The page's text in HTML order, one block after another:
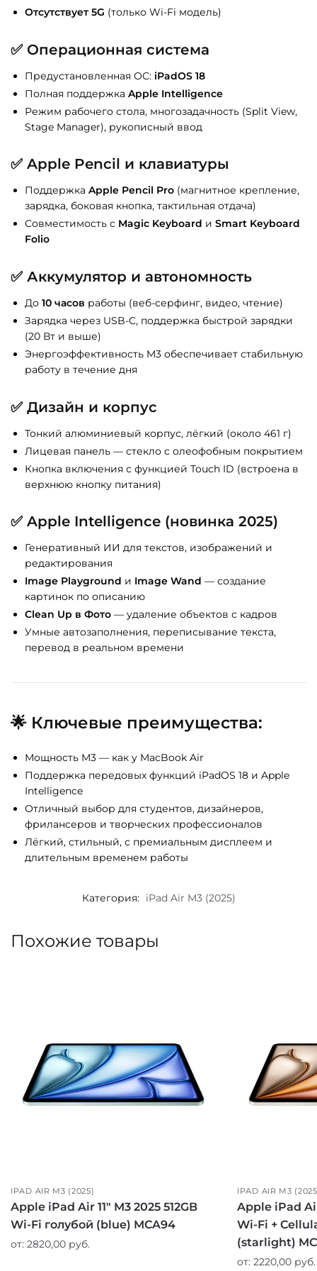
Отсутствует 5G (только Wi-Fi модель)
✅ Операционная система
Предустановленная ОС: iPadOS 18
Полная поддержка Apple Intelligence
Режим рабочего стола, многозадачность (Split View,
Stage Manager), рукописный ввод
✅ Apple Pencil и клавиатуры
Поддержка Apple Pencil Pro (магнитное крепление,
зарядка, боковая кнопка, тактильная отдача)
Совместимость с Magic Keyboard и Smart Keyboard
Folio
✅ Аккумулятор и автономность
До 10 часов работы (веб-серфинг, видео, чтение)
Зарядка через USB-C, поддержка быстрой зарядки
(20 Вт и выше)
Энергоэффективность M3 обеспечивает стабильную
работу в течение дня
✅ Дизайн и корпус
Тонкий алюминиевый корпус, лёгкий (около 461 г)
Лицевая панель — стекло с олеофобным покрытием
Кнопка включения с функцией Touch ID (встроена в
верхнюю кнопку питания)
✅ Apple Intelligence (новинка 2025)
Генеративный ИИ для текстов, изображений и
редактирования
Image Playground и Image Wand — создание
картинок по описанию
Clean Up в Фото — удаление объектов с кадров
Умные автозаполнения, переписывание текста,
перевод в реальном времени
🌟 Ключевые преимущества:
Мощность M3 — как у MacBook Air
Поддержка передовых функций iPadOS 18 и Apple
Intelligence
Отличный выбор для студентов, дизайнеров,
фрилансеров и творческих профессионалов
Лёгкий, стильный, с премиальным дисплеем и
длительным временем работы
Категория: iPad Air M3 (2025)
Похожие товары
IPAD AIR M3 (2025)
Apple iPad Air 11″ M3 2025 512GB
Wi-Fi голубой (blue) MCA94
от: 2820,00 руб.
IPAD AIR M3
Apple iPad Air
Wi-Fi +
(starlight)
от: 2220,00 руб.